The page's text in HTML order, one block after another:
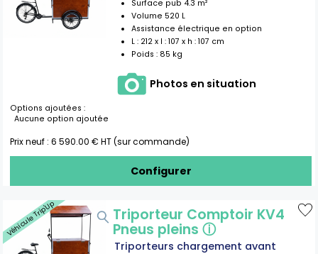
Surface pub 4.3 m²
Volume 520 L
Assistance électrique en option
L : 212 x l :107 x h :107 cm
Poids : 85 kg
Photos en situation
Options ajoutées :
Aucune option ajoutée
Prix neuf :6 590.00 € HT (sur commande)
Configurer
Véhicule Trip'Up Triporteur Comptoir KV4
Pneus pleins ⓘ
Triporteurs chargement avant